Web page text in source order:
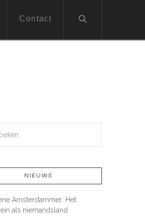
Contact
NIEUWS
Amsterdammer: Het
als niemandsland